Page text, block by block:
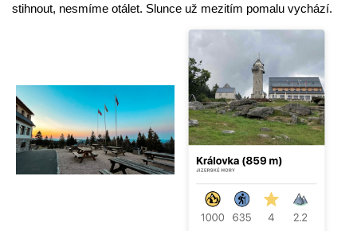
stihnout, nesmíme otálet. Slunce už mezitím pomalu vychází.